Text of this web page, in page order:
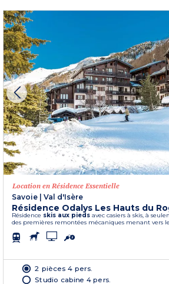
Location en Résidence Essentielle
Savoie | Val d'Isère
Résidence Odalys Les Hauts du
Résidence skis aux pieds avec casiers à skis, à
des premières remontées mécaniques menant vers
2 pièces 4 pers.
Studio cabine 4 pers.